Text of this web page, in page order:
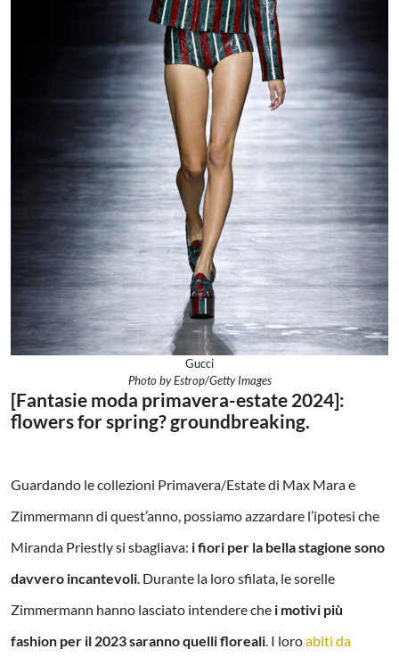
Gucci
Photo by Estrop/Getty Images
[Fantasie moda primavera-estate 2024]:
flowers for spring? groundbreaking.
Guardando le collezioni Primavera/Estate di Max Mara e
Zimmermann di quest’anno, possiamo azzardare l’ipotesi che
Miranda Priestly si sbagliava: i fiori per la bella stagione sono
davvero incantevoli. Durante la loro sfilata, le sorelle
Zimmermann hanno lasciato intendere che i motivi più
fashion per il 2023 saranno quelli floreali. I loroabiti da